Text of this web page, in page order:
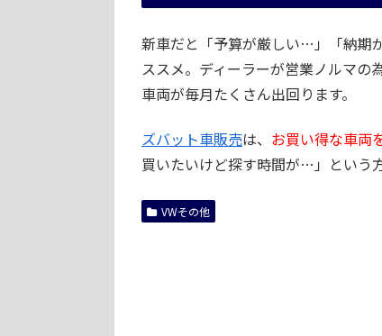
新車だと「予算が厳しい…」「納期
ススメ。ディーラーが営業ノルマの
車両が毎月たくさん出回ります。
ズバット車販売は、 お買い得な車両
買いたいけど探す時間が…」という
VWその他